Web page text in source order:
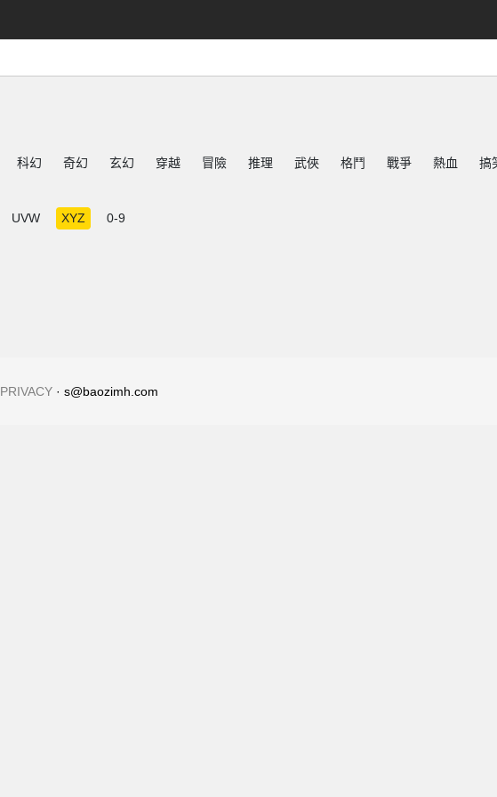
科幻 奇幻 玄幻 穿越 冒險 推理 武俠 格鬥 戰爭 熱血 搞
UVW XYZ 0-9
PRIVACY · s@baozimh.com